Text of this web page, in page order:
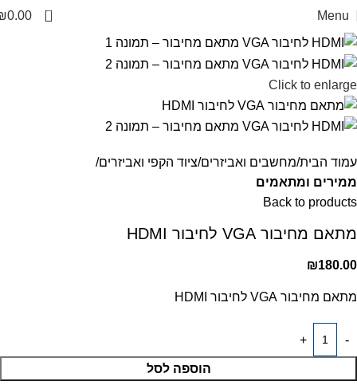
Menu
0
0.00
Click to enlarge
עמוד הבית מחשבים ואביזרים ציוד הקפי ואביזרים
ממירים ומתאמים
Back to products
מתאם מחיבור VGA לחיבור HDMI
₪180.00
מתאם מחיבור VGA לחיבור HDMI
הוספה לסל